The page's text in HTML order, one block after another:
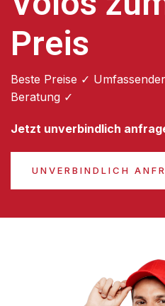
Preis
Beste Preise ✓
Beratung ✓
Jetzt unverbindlich
UNVERBINDLICH